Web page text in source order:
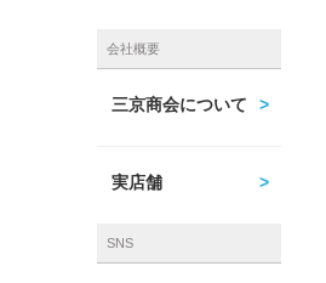
会社概要
三京商会について
実店舗
SNS